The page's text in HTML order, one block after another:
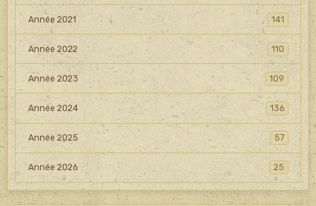
Année 2021 141
Année 2022 110
Année 2023 109
Année 2024 136
Année 2025 57
Année 2026 25